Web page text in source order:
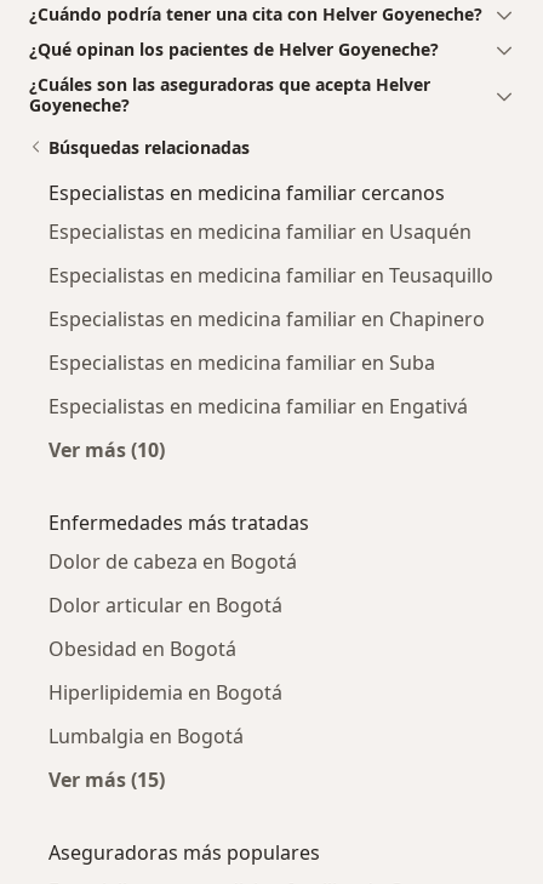
¿Cuándo podría tener una cita con Helver Goyeneche?
¿Qué opinan los pacientes de Helver Goyeneche?
¿Cuáles son las aseguradoras que acepta Helver
Goyeneche?
Búsquedas relacionadas
Especialistas en medicina familiar cercanos
Especialistas en medicina familiar en Usaquén
Especialistas en medicina familiar en Teusaquillo
Especialistas en medicina familiar en Chapinero
Especialistas en medicina familiar en Suba
Especialistas en medicina familiar en Engativá
Ver más (10)
Enfermedades más tratadas
Dolor de cabeza en Bogotá
Dolor articular en Bogotá
Obesidad en Bogotá
Hiperlipidemia en Bogotá
Lumbalgia en Bogotá
Ver más (15)
Aseguradoras más populares